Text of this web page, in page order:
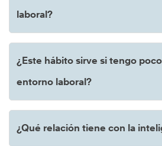
laboral?
¿Este hábito sirve si tengo
entorno laboral?
¿Qué relación tiene con la